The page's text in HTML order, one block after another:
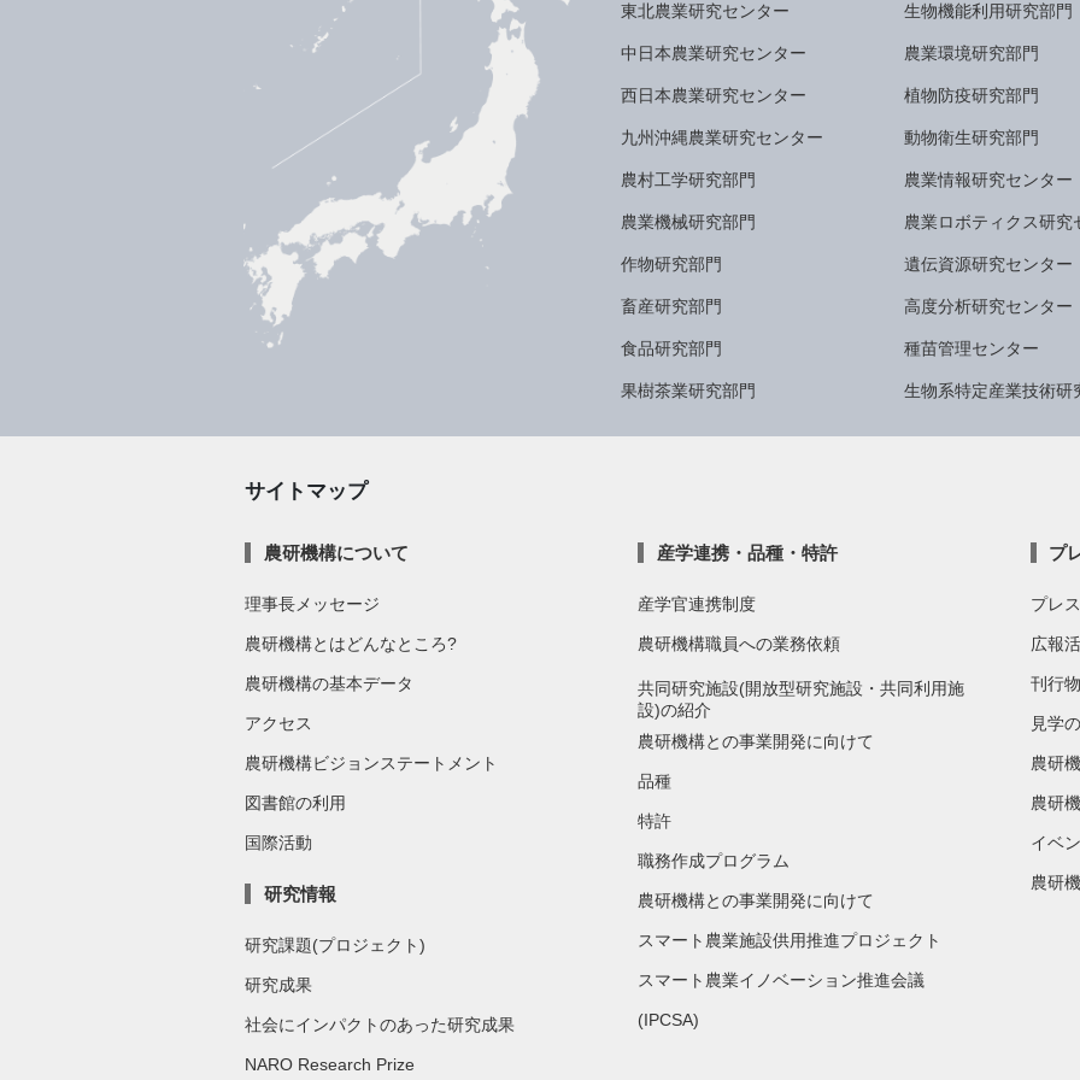
東北農業研究センター
中日本農業研究センター
西日本農業研究センター
九州沖縄農業研究センター
農村工学研究部門
農業機械研究部門
作物研究部門
畜産研究部門
食品研究部門
果樹茶業研究部門
生物機能利用研究部門
農業環境研究部門
植物防疫研究部門
動物衛生研究部門
農業情報研究センター
農業ロボティクス研究
遺伝資源研究センター
高度分析研究センター
種苗管理センター
生物系特定産業技術研
サイトマップ
農研機構について
理事長メッセージ
農研機構とはどんなところ?
農研機構の基本データ
アクセス
農研機構ビジョンステートメント
図書館の利用
国際活動
研究情報
研究課題(プロジェクト)
研究成果
社会にインパクトのあった研究成果
NARO Research Prize
産学連携・品種・特許
産学官連携制度
農研機構職員への業務依頼
共同研究施設(開放型研究施設・共同利用施
設)の紹介
農研機構との事業開発に向けて
品種
特許
職務作成プログラム
農研機構との事業開発に向けて
スマート農業施設供用推進プロジェクト
スマート農業イノベーション推進会議
(IPCSA)
プ
プレ
広報
刊行
見学
農研
農研
イベ
農研